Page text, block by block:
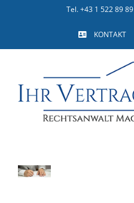
Tel. +43 1 522 89 89
KONTAKT